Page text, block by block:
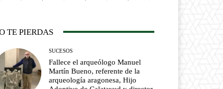
TE PIERDAS
SUCESOS
Fallece el arqueólogo Manuel
Martín Bueno, referente de la
arqueología aragonesa, Hijo